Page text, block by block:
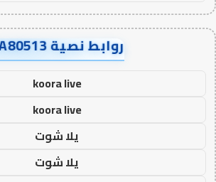
روابط نصية AA80513
koora live
koora live
يلا شوت
يلا شوت